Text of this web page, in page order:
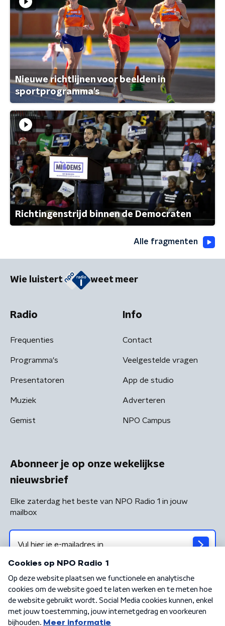
Nieuwe richtlijnen voor beelden in
sportprogramma's
Richtingenstrijd binnen de Democraten
Alle fragmenten
Wie luistert weet meer
Radio
Frequenties
Programma's
Presentatoren
Muziek
Gemist
Info
Contact
Veelgestelde vragen
App de studio
Adverteren
NPO Campus
Abonneer je op onze wekelijkse
nieuwsbrief
Elke zaterdag het beste van NPO Radio 1 in jouw
mailbox
Algemene voorwaarden